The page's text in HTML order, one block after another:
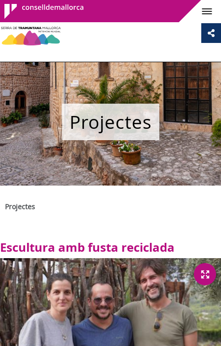
Consell de
Mallorca
Projectes
Projectes
Escultura amb fusta reciclada